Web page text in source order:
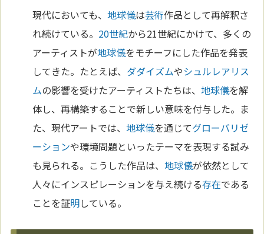
現代においても、地球儀は芸術作品として再解釈さ
れ続けている。 20世紀から21世紀にかけて、多くの
アーティストが地球儀をモチーフにした作品を発表
してきた。たとえば、 ダダイズムやシュルレアリス
ムの影響を受けたアーティストたちは、地球儀を解
体し、再構築することで新しい意味を付与した。ま
た、現代アートでは、地球儀を通じてグローバリゼ
ーションや環境問題といったテーマを表現する試み
も見られる。こうした作品は、地球儀が依然として
人々にインスピレーションを与え続ける存在である
ことを証明している。